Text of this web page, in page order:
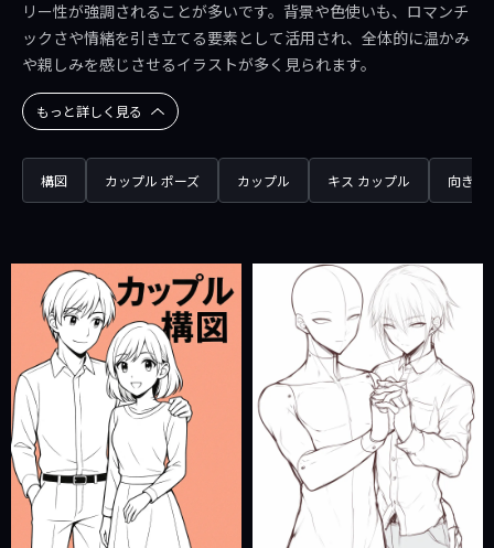
リー性が強調されることが多いです。背景や色使いも、ロマンチ
ックさや情緒を引き立てる要素として活用され、全体的に温かみ
や親しみを感じさせるイラストが多く見られます。
もっと詳しく見る
構図 カップル ポーズ カップル キス カップル 向き合